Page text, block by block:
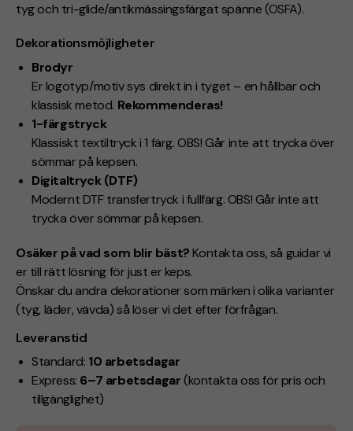
tyg och tri-glide/antikmässingsfärgat spänne (OSFA).
Dekorationsmöjligheter
Brodyr
Er logotyp/motiv sys direkt in i tyget – en hållbar och
klassisk metod. Rekommenderas!
1-färgstryck
Klassiskt textiltryck i 1 färg.OBS! Går inte att trycka över
sömmar på kepsen.
Digitaltryck (DTF)
Modernt DTF transfertryck i fullfärg.OBS! Går inte att
trycka över sömmar på kepsen.
Osäker på vad som blir bäst?Kontakta oss, så guidar vi
er till rätt lösning för just er keps.
Önskar du andra dekorationer som märken i olika varianter
(tyg, läder, vävda) så löser vi det efter förfrågan.
Leveranstid
Standard: 10 arbetsdagar
Express: 6–7 arbetsdagar(kontakta oss för pris och
tillgänglighet)